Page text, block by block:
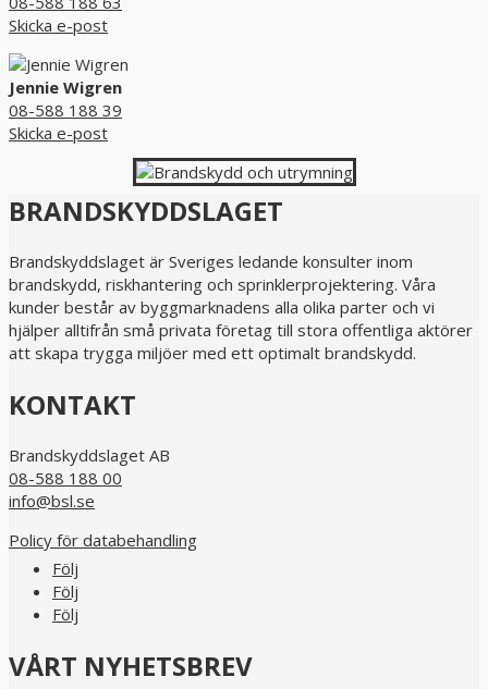
Skicka e-post
Jennie Wigren
08-588 188 39
Skicka e-post
BRANDSKYDDSLAGET
Brandskyddslaget är Sveriges ledande konsulter inom
brandskydd, riskhantering och sprinklerprojektering. Våra
kunder består av byggmarknadens alla olika parter och vi
hjälper alltifrån små privata företag till stora offentliga aktörer
att skapa trygga miljöer med ett optimalt brandskydd.
KONTAKT
Brandskyddslaget AB
08-588 188 00
info@bsl.se
Policy för databehandling
Följ
Följ
Följ
VÅRT NYHETSBREV